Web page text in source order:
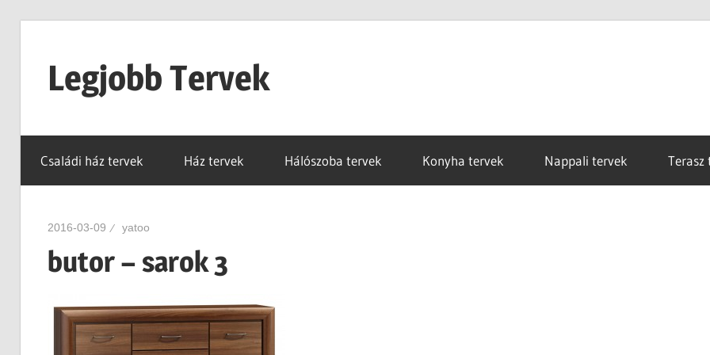
Legjobb Tervek
mindig
van
egy
tervünk…!
Családi ház tervek Ház tervek Hálószoba tervek Konyha tervek Nappali tervek Terasz
2016-03-09 yatoo
butor – sarok 3